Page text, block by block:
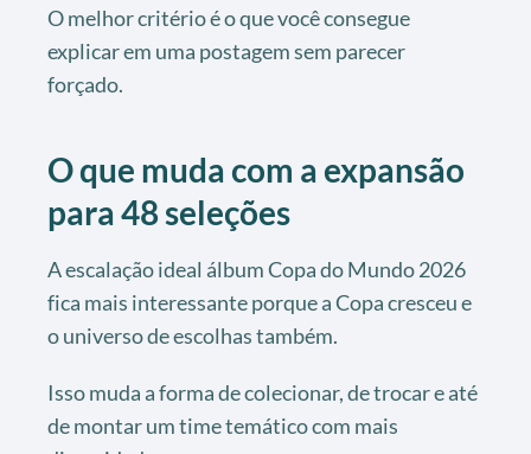
O melhor critério é o que você consegue
explicar em uma postagem sem parecer
forçado.
O que muda com a expansão
para 48 seleções
A escalação ideal álbum Copa do Mundo 2026
fica mais interessante porque a Copa cresceu e
o universo de escolhas também.
Isso muda a forma de colecionar, de trocar e até
de montar um time temático com mais